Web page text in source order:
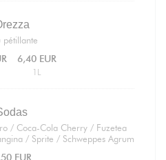
pétillante
6,40 EUR
1L
/ Coca-Cola Cherry / Fuzetea
/ Sprite / Schweppes Agrum